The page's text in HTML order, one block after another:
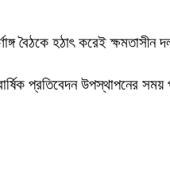
বৈঠকে হঠাৎ করেই
প্রতিবেদন উপস্থাপনের